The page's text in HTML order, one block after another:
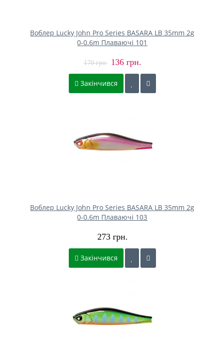
Воблер Lucky John Pro Series BASARA LB 35mm 2g
0-0.6m Плаваючі 101
170 грн. 136 грн.
Закінчився
Воблер Lucky John Pro Series BASARA LB 35mm 2g
0-0.6m Плаваючі 103
273 грн.
Закінчився